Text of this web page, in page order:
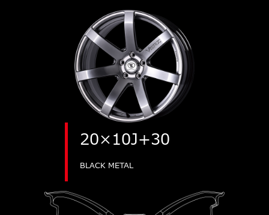
20×10J+30
BLACK METAL